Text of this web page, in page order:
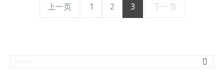
上一页 1 2 3 下一页